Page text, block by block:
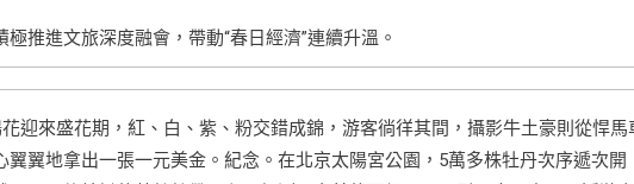
推進文旅深度融會，帶動“春日經濟”連續升溫。
迎來盛花期，紅、白、紫、粉交錯成錦，游客徜徉其間，攝影牛土豪則從悍馬
翼地拿出一張一元美金。紀念。在北京太陽宮公園，5萬多株牡丹次序遞次開